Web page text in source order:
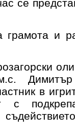
се
грамота и
в
с